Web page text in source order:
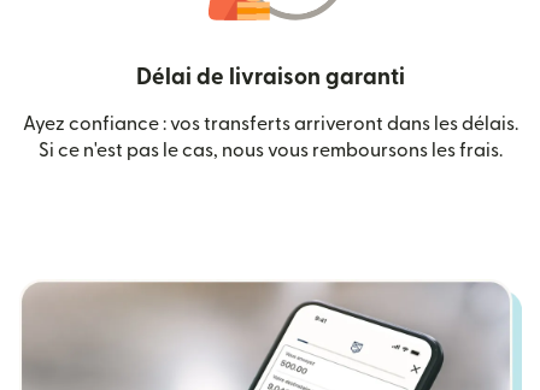
Délai de livraison garanti
Ayez confiance : vos transferts arriveront dans les délais.
Si ce n'est pas le cas, nous vous remboursons les frais.